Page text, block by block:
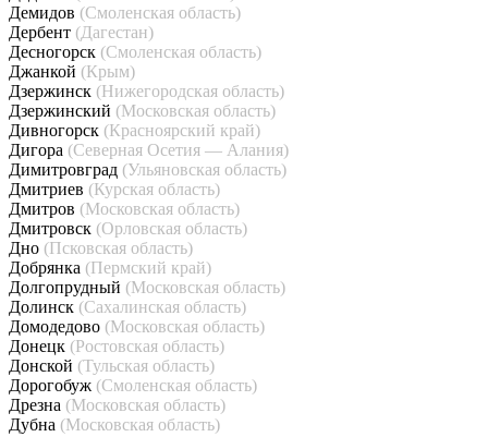
Демидов (Смоленская область)
Дербент (Дагестан)
Десногорск (Смоленская область)
Джанкой (Крым)
Дзержинск (Нижегородская область)
Дзержинский (Московская область)
Дивногорск (Красноярский край)
Дигора (Северная Осетия — Алания)
Димитровград (Ульяновская область)
Дмитриев (Курская область)
Дмитров (Московская область)
Дмитровск (Орловская область)
Дно (Псковская область)
Добрянка (Пермский край)
Долгопрудный (Московская область)
Долинск (Сахалинская область)
Домодедово (Московская область)
Донецк (Ростовская область)
Донской (Тульская область)
Дорогобуж (Смоленская область)
Дрезна (Московская область)
Дубна (Московская область)